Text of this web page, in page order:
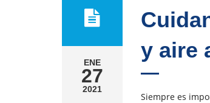
ENE
27
2021
y aire
Siempre es